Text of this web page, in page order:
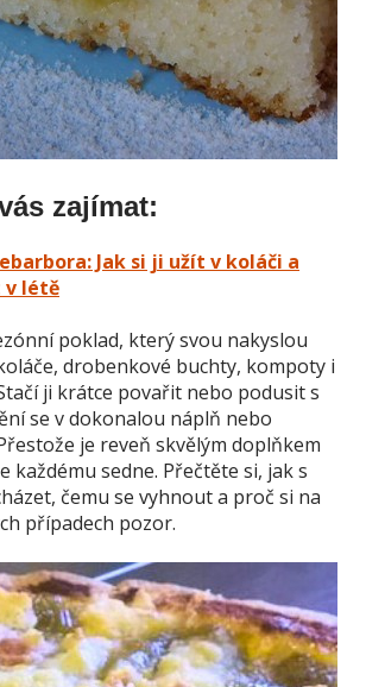
zajímat:
Jak si ji užít v koláči a
v létě
poklad, který svou nakyslou
drobenkové buchty, kompoty i
ji krátce povařit nebo podusit s
se v dokonalou náplň nebo
je reveň skvělým doplňkem
každému sedne. Přečtěte si, jak s
čemu se vyhnout a proč si na
případech pozor.